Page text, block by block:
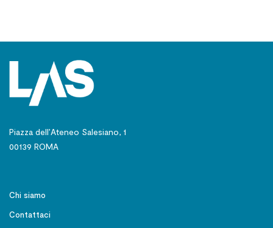
Piazza dell’Ateneo Salesiano, 1
00139 ROMA
Chi siamo
Contattaci